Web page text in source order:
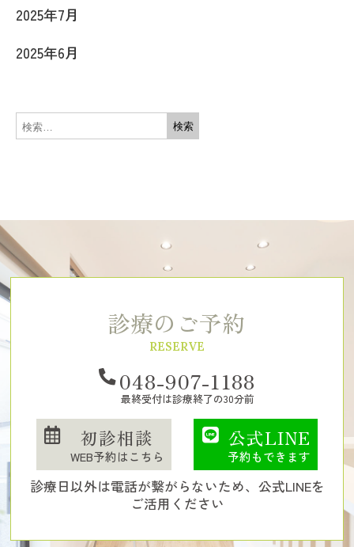
2025年7月
2025年6月
診療のご予約
RESERVE
048-907-1188
最終受付は診療終了の30分前
初診相談
WEB予約はこちら
公式LINE
予約もできます
診療日以外は電話が繋がらないため、公式LINEを
ご活用ください